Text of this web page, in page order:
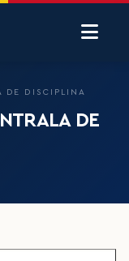
DE DISCIPLINA
DE